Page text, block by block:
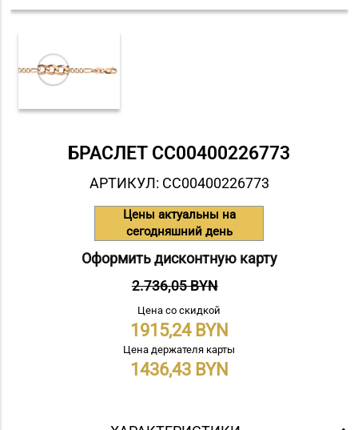
БРАСЛЕТ СC00400226773
АРТИКУЛ: СC00400226773
Цены актуальны на
сегодняшний день
Оформить дисконтную карту
2.736,05 BYN
Цена со скидкой
1915,24
Цена держателя карты
1436,43